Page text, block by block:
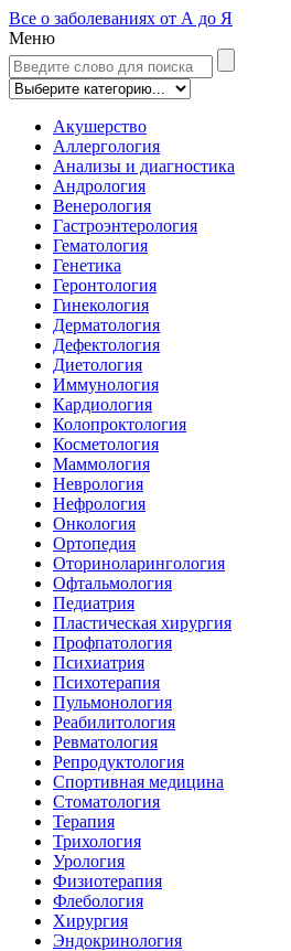
Все о заболеваниях от А до Я
Меню
Акушерство
Аллергология
Анализы и диагностика
Андрология
Венерология
Гастроэнтерология
Гематология
Генетика
Геронтология
Гинекология
Дерматология
Дефектология
Диетология
Иммунология
Кардиология
Колопроктология
Косметология
Маммология
Неврология
Нефрология
Онкология
Ортопедия
Оториноларингология
Офтальмология
Педиатрия
Пластическая хирургия
Профпатология
Психиатрия
Психотерапия
Пульмонология
Реабилитология
Ревматология
Репродуктология
Спортивная медицина
Стоматология
Терапия
Трихология
Урология
Физиотерапия
Флебология
Хирургия
Эндокринология